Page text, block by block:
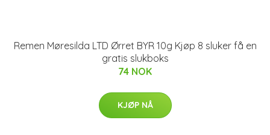
Remen Møresilda LTD Ørret BYR 10g Kjøp 8 sluker få en
gratis slukboks
74 NOK
KJØP NÅ